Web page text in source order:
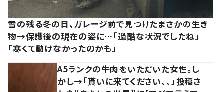
雪の残る冬の日、ガレージ前で見つけたまさかの生き
物→保護後の現在の姿に…「過酷な状況でしたね」
「寒くて動けなかったのかも」
A5ランクの牛肉をいただいた女性。し
かし→「貰いに来てください、、」投稿さ